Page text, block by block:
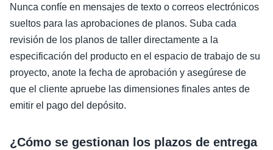
Nunca confíe en mensajes de texto o correos electrónicos
sueltos para las aprobaciones de planos. Suba cada
revisión de los planos de taller directamente a la
especificación del producto en el espacio de trabajo de su
proyecto, anote la fecha de aprobación y asegúrese de
que el cliente apruebe las dimensiones finales antes de
emitir el pago del depósito.
¿Cómo se gestionan los plazos de entrega